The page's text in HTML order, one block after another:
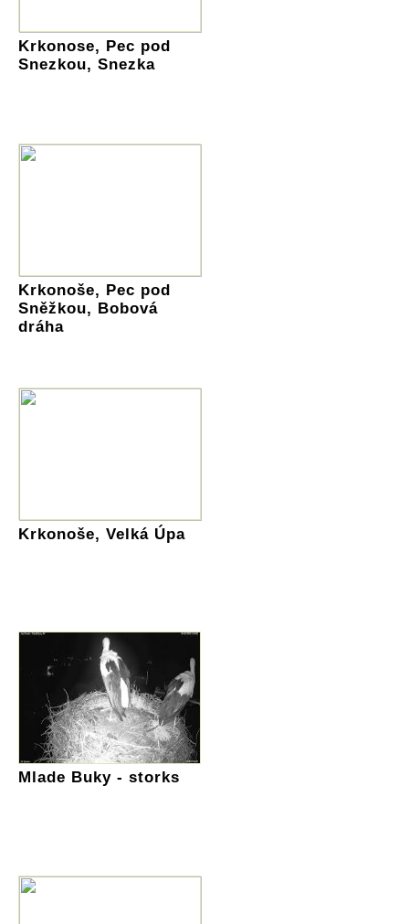
Krkonose, Pec pod
Snezkou, Snezka
Krkonoše, Pec pod
Sněžkou, Bobová
dráha
Krkonoše, Velká Úpa
Mlade Buky - storks